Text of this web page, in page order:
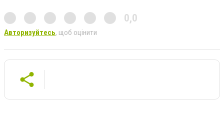
0,0
Авторизуйтесь, щоб оцінити